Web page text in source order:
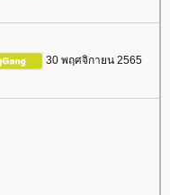
30 พฤศจิกายน 2565